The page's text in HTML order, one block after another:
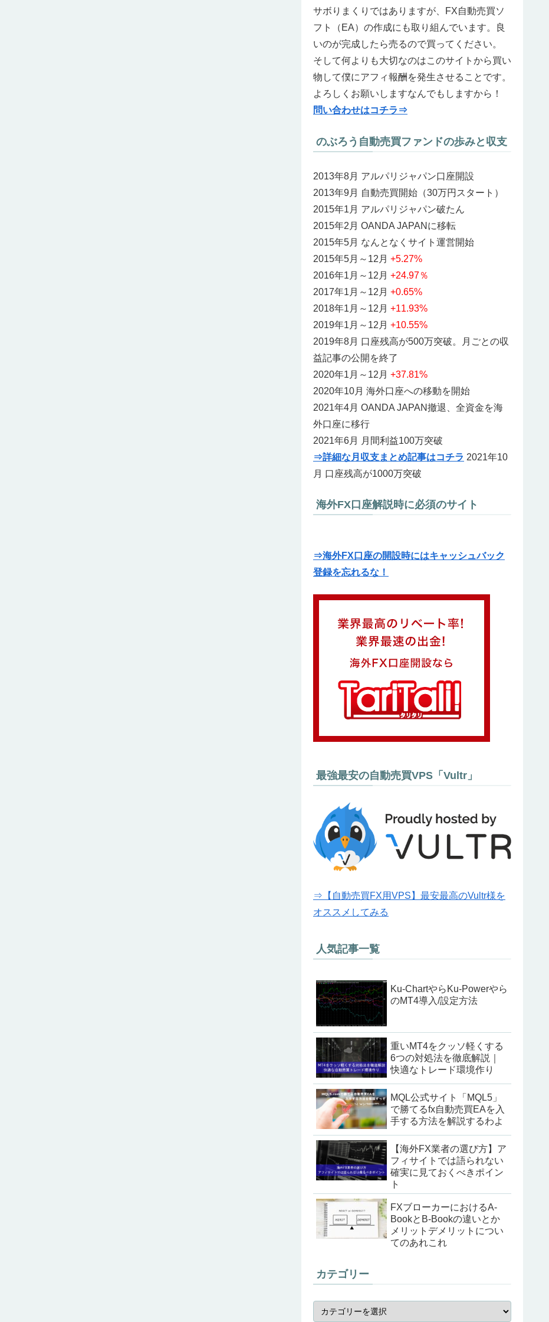
サボりまくりではありますが、FX自動売買ソ
フト（EA）の作成にも取り組んでいます。良
いのが完成したら売るので買ってください。
そして何よりも大切なのはこのサイトから買い
物して僕にアフィ報酬を発生させることです。
よろしくお願いしますなんでもしますから！
問い合わせはコチラ⇒
のぶろう自動売買ファンドの歩みと収支
2013年8月 アルパリジャパン口座開設
2013年9月 自動売買開始（30万円スタート）
2015年1月 アルパリジャパン破たん
2015年2月 OANDA JAPANに移転
2015年5月 なんとなくサイト運営開始
2015年5月～12月 +5.27%
2016年1月～12月 +24.97％
2017年1月～12月 +0.65%
2018年1月～12月 +11.93%
2019年1月～12月 +10.55%
2019年8月 口座残高が500万突破。月ごとの収
益記事の公開を終了
2020年1月～12月 +37.81%
2020年10月 海外口座への移動を開始
2021年4月 OANDA JAPAN撤退、全資金を海
外口座に移行
2021年6月 月間利益100万突破
⇒詳細な月収支まとめ記事はコチラ 2021年10
月 口座残高が1000万突破
海外FX口座解説時に必須のサイト
⇒海外FX口座の開設時にはキャッシュバック
登録を忘れるな！
最強最安の自動売買VPS「Vultr」
⇒【自動売買FX用VPS】最安最高のVultr様を
オススメしてみる
人気記事一覧
Ku-ChartやらKu-Powerやら
のMT4導入/設定方法
重いMT4をクッソ軽くする
6つの対処法を徹底解説｜
快適なトレード環境作り
MQL公式サイト「MQL5」
で勝てるfx自動売買EAを入
手する方法を解説するわよ
【海外FX業者の選び方】ア
フィサイトでは語られない
確実に見ておくべきポイン
ト
FXブローカーにおけるA-
BookとB-Bookの違いとか
メリットデメリットについ
てのあれこれ
カテゴリー